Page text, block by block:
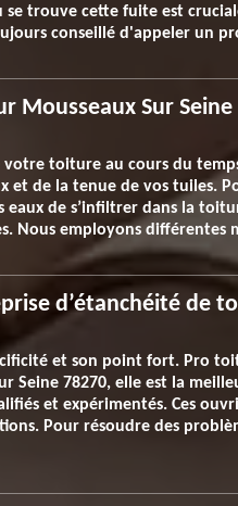
se trouve cette fuite est
conseillé d'appeler un
Mousseaux Sur
toiture au cours du
et de la tenue de vos tuiles.
eaux de s’infiltrer dans la
Nous employons
d’étanchéité de
et son point fort. Pro
Seine 78270, elle est la
et expérimentés. Ces
Pour résoudre des